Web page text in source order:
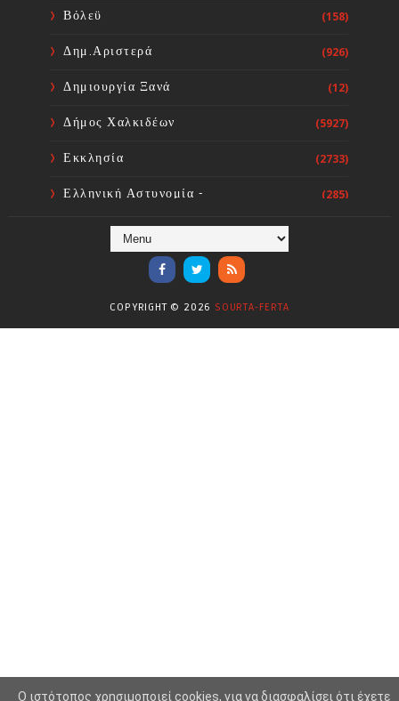
Βόλεϋ (158)
Δημ.Αριστερά (926)
Δημιουργία Ξανά (12)
Δήμος Χαλκιδέων (5927)
Εκκλησία (2733)
Ελληνική Αστυνομία -
(285)
Ενόργανη Γυμναστική
Περιβάλλον (1083)
COPYRIGHT © 2026 SOURTA-FERTA
O ιστότοπος χρησιμοποιεί cookies, για να διασφαλίσει ότι έχετε